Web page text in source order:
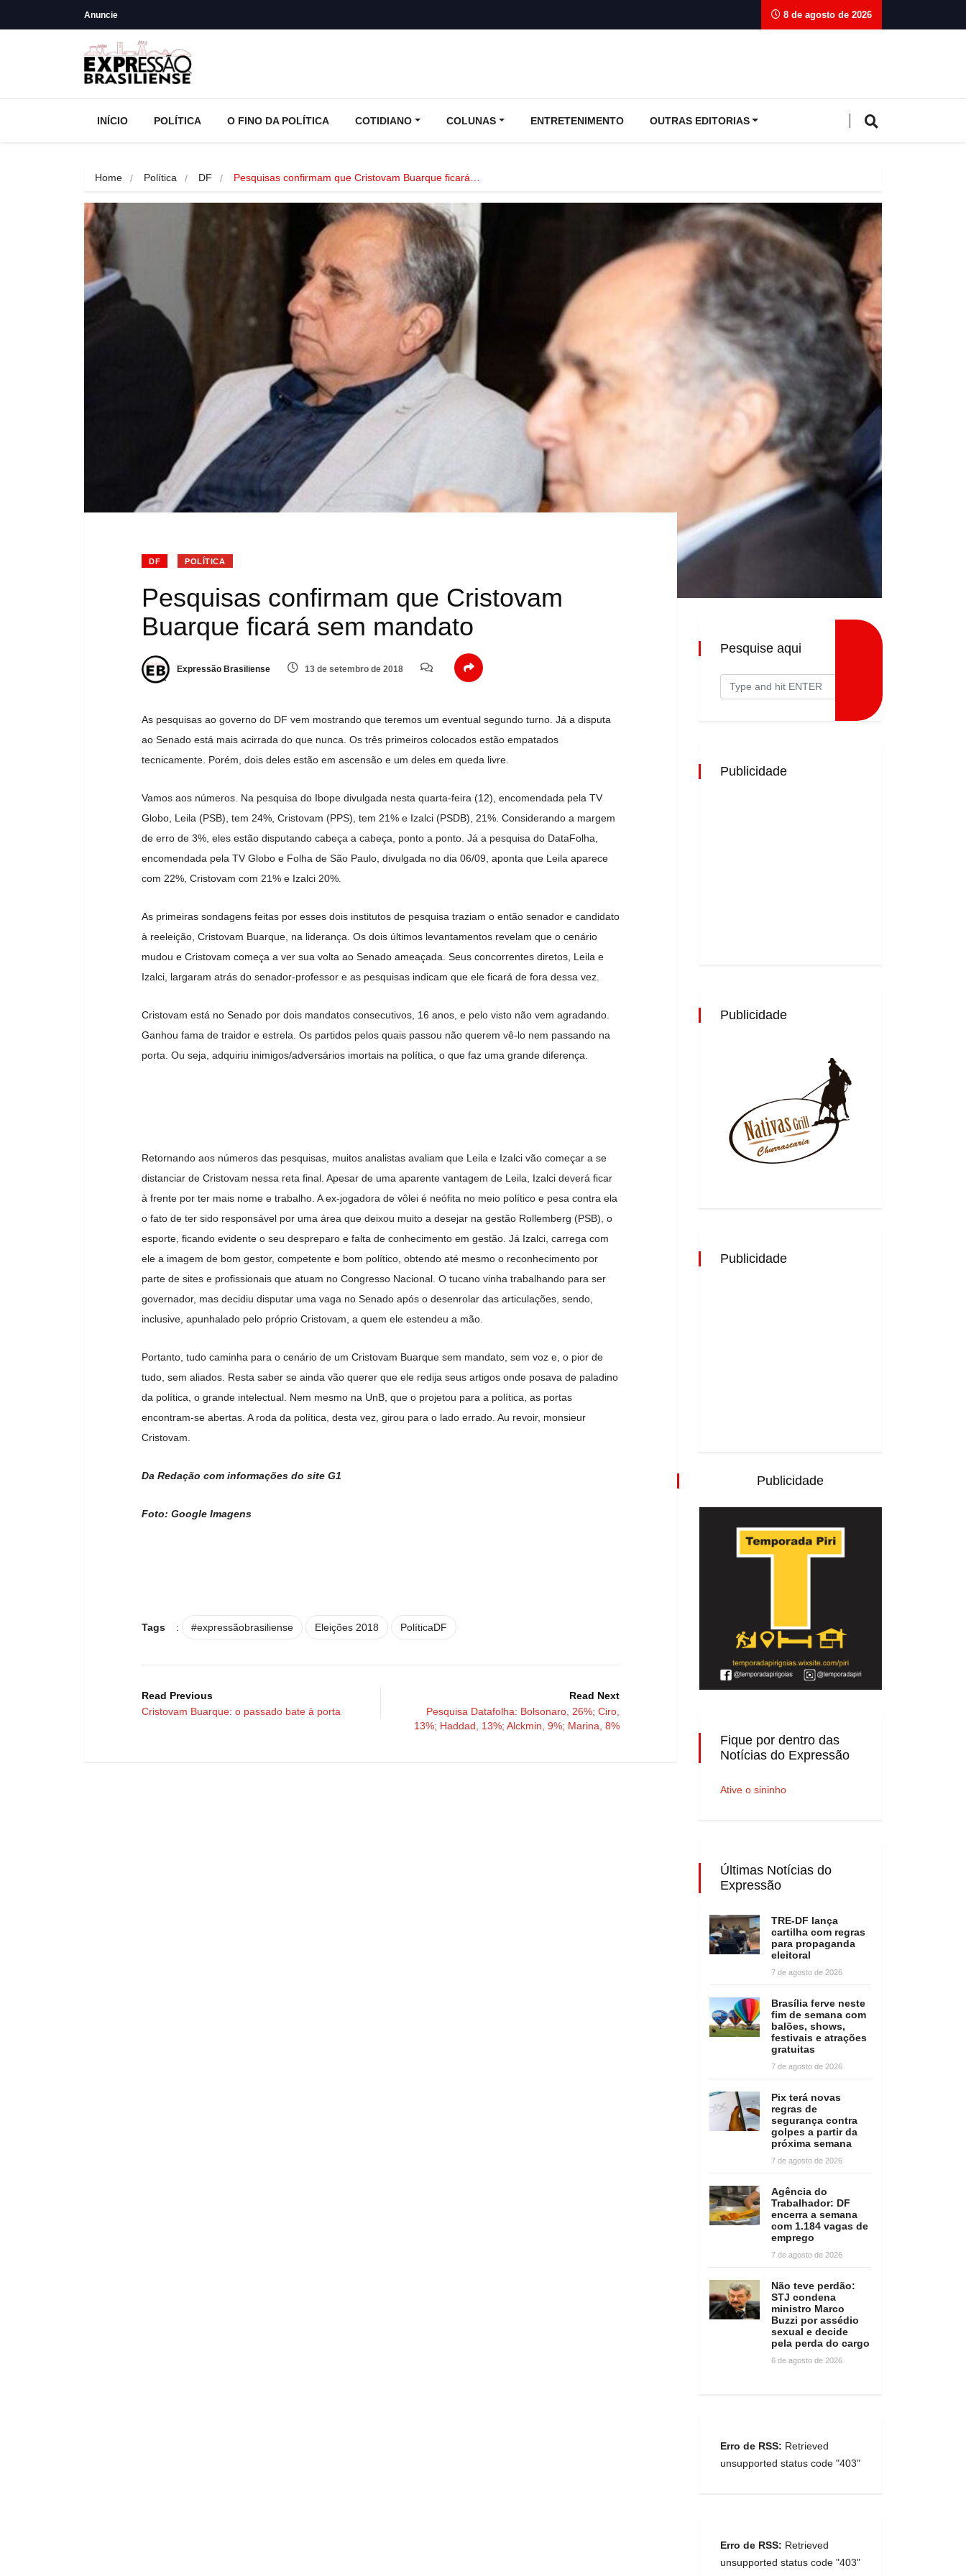
Anuncie 8 de agosto de 2026
INÍCIO POLÍTICA O FINO DA POLÍTICA COTIDIANO COLUNAS ENTRETENIMENTO OUTRAS EDITORIAS
Home Política DF Pesquisas confirmam que Cristovam Buarque ficará…
DF POLÍTICA
Pesquisas confirmam que Cristovam
Buarque ficará sem mandato
Expressão Brasiliense 13 de setembro de 2018
As pesquisas ao governo do DF vem mostrando que teremos um eventual segundo turno. Já a disputa
ao Senado está mais acirrada do que nunca. Os três primeiros colocados estão empatados
tecnicamente. Porém, dois deles estão em ascensão e um deles em queda livre.
Vamos aos números. Na pesquisa do Ibope divulgada nesta quarta-feira (12), encomendada pela TV
Globo, Leila (PSB), tem 24%, Cristovam (PPS), tem 21% e Izalci (PSDB), 21%. Considerando a margem
de erro de 3%, eles estão disputando cabeça a cabeça, ponto a ponto. Já a pesquisa do DataFolha,
encomendada pela TV Globo e Folha de São Paulo, divulgada no dia 06/09, aponta que Leila aparece
com 22%, Cristovam com 21% e Izalci 20%.
As primeiras sondagens feitas por esses dois institutos de pesquisa traziam o então senador e candidato
à reeleição, Cristovam Buarque, na liderança. Os dois últimos levantamentos revelam que o cenário
mudou e Cristovam começa a ver sua volta ao Senado ameaçada. Seus concorrentes diretos, Leila e
Izalci, largaram atrás do senador-professor e as pesquisas indicam que ele ficará de fora dessa vez.
Cristovam está no Senado por dois mandatos consecutivos, 16 anos, e pelo visto não vem agradando.
Ganhou fama de traidor e estrela. Os partidos pelos quais passou não querem vê-lo nem passando na
porta. Ou seja, adquiriu inimigos/adversários imortais na política, o que faz uma grande diferença.
Retornando aos números das pesquisas, muitos analistas avaliam que Leila e Izalci vão começar a se
distanciar de Cristovam nessa reta final. Apesar de uma aparente vantagem de Leila, Izalci deverá ficar
à frente por ter mais nome e trabalho. A ex-jogadora de vôlei é neófita no meio político e pesa contra ela
o fato de ter sido responsável por uma área que deixou muito a desejar na gestão Rollemberg (PSB), o
esporte, ficando evidente o seu despreparo e falta de conhecimento em gestão. Já Izalci, carrega com
ele a imagem de bom gestor, competente e bom político, obtendo até mesmo o reconhecimento por
parte de sites e profissionais que atuam no Congresso Nacional. O tucano vinha trabalhando para ser
governador, mas decidiu disputar uma vaga no Senado após o desenrolar das articulações, sendo,
inclusive, apunhalado pelo próprio Cristovam, a quem ele estendeu a mão.
Portanto, tudo caminha para o cenário de um Cristovam Buarque sem mandato, sem voz e, o pior de
tudo, sem aliados. Resta saber se ainda vão querer que ele redija seus artigos onde posava de paladino
da política, o grande intelectual. Nem mesmo na UnB, que o projetou para a política, as portas
encontram-se abertas. A roda da política, desta vez, girou para o lado errado. Au revoir, monsieur
Cristovam.
Da Redação com informações do site G1
Foto: Google Imagens
Tags : #expressãobrasiliense Eleições 2018 PolíticaDF
Read Previous
Cristovam Buarque: o passado bate à porta
Read Next
Pesquisa Datafolha: Bolsonaro, 26%; Ciro,
13%; Haddad, 13%; Alckmin, 9%; Marina, 8%
Pesquise aqui
Publicidade
Publicidade
Publicidade
Publicidade
Fique por dentro das
Notícias do Expressão
Ative o sininho
Últimas Notícias do
Expressão
TRE-DF lança
cartilha com regras
para propaganda
eleitoral
7 de agosto de 2026
Brasília ferve neste
fim de semana com
balões, shows,
festivais e atrações
gratuitas
7 de agosto de 2026
Pix terá novas
regras de
segurança contra
golpes a partir da
próxima semana
7 de agosto de 2026
Agência do
Trabalhador: DF
encerra a semana
com 1.184 vagas de
emprego
7 de agosto de 2026
Não teve perdão:
STJ condena
ministro Marco
Buzzi por assédio
sexual e decide
pela perda do cargo
6 de agosto de 2026
Erro de RSS: Retrieved
unsupported status code "403"
Erro de RSS: Retrieved
unsupported status code "403"